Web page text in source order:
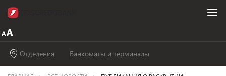
Отделения Банкоматы и терминалы